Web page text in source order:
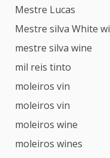
Mestre Lucas
Mestre silva White
mestre silva wine
mil reis tinto
moleiros vin
moleiros vin
moleiros wine
moleiros wines